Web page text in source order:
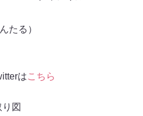
たる）
はこちら
り図